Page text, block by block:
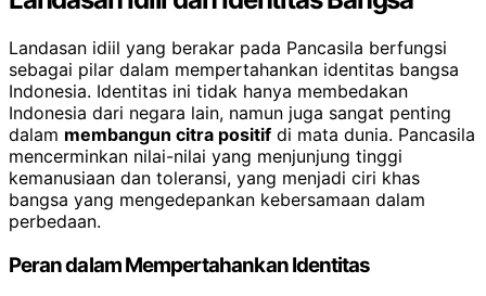
Landasan idiil yang berakar pada Pancasila berfungsi
sebagai pilar dalam mempertahankan identitas bangsa
Indonesia. Identitas ini tidak hanya membedakan
Indonesia dari negara lain, namun juga sangat penting
dalam membangun citra positif di mata dunia. Pancasila
mencerminkan nilai-nilai yang menjunjung tinggi
kemanusiaan dan toleransi, yang menjadi ciri khas
bangsa yang mengedepankan kebersamaan dalam
perbedaan.
Peran dalam Mempertahankan Identitas